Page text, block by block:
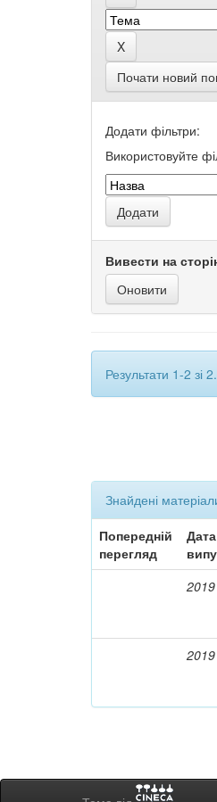
Почати новий
Додати фільтри:
Використовуйте
Вивести на
Результати 1-2 зі 2.
Знайдені
Попередній
перегляд
Дата
2019
2019